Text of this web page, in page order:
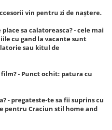
vin pentru zi de naștere.
sa calatoreasca? - cele mai
cu gand la vacante sunt
sau kitul de
- Punct ochit: patura cu
- pregateste-te sa fii suprins cu
pentru Craciun stil home and